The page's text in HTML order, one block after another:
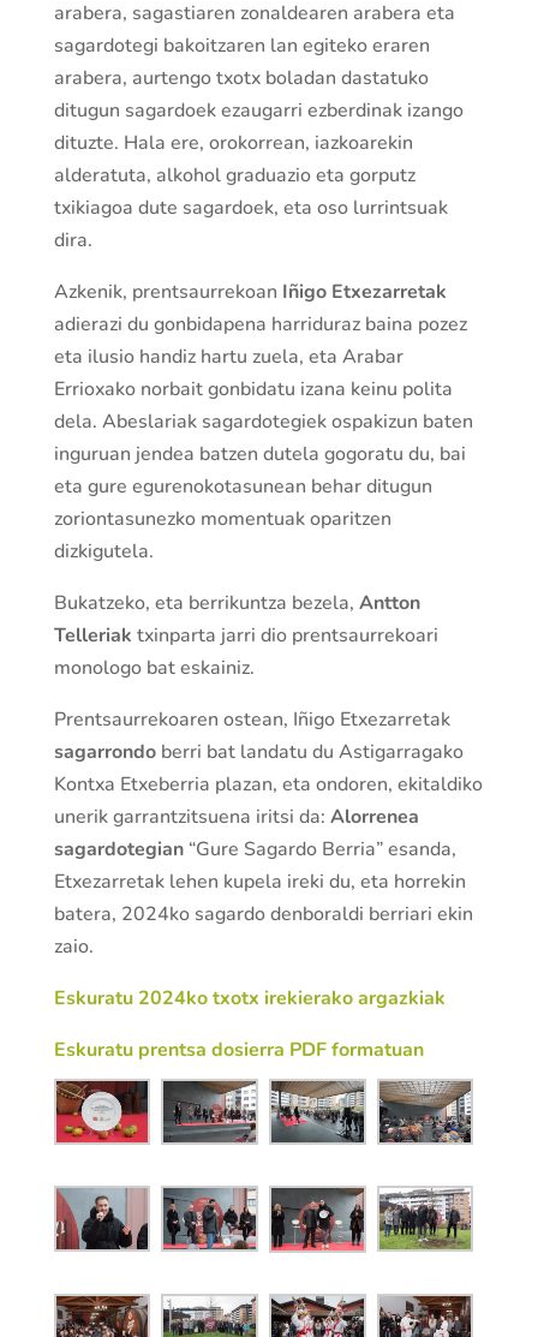
arabera, sagastiaren zonaldearen arabera eta
sagardotegi bakoitzaren lan egiteko eraren
arabera, aurtengo txotx boladan dastatuko
ditugun sagardoek ezaugarri ezberdinak izango
dituzte. Hala ere, orokorrean, iazkoarekin
alderatuta, alkohol graduazio eta gorputz
txikiagoa dute sagardoek, eta oso lurrintsuak
dira.
Azkenik, prentsaurrekoan Iñigo Etxezarretak
adierazi du gonbidapena harriduraz baina pozez
eta ilusio handiz hartu zuela, eta Arabar
Errioxako norbait gonbidatu izana keinu polita
dela. Abeslariak sagardotegiek ospakizun baten
inguruan jendea batzen dutela gogoratu du, bai
eta gure egurenokotasunean behar ditugun
zoriontasunezko momentuak oparitzen
dizkigutela.
Bukatzeko, eta berrikuntza bezela, Antton
Telleriak txinparta jarri dio prentsaurrekoari
monologo bat eskainiz.
Prentsaurrekoaren ostean, Iñigo Etxezarretak
sagarrondo berri bat landatu du Astigarragako
Kontxa Etxeberria plazan, eta ondoren, ekitaldiko
unerik garrantzitsuena iritsi da: Alorrenea
sagardotegian“Gure Sagardo Berria” esanda,
Etxezarretak lehen kupela ireki du, eta horrekin
batera, 2024ko sagardo denboraldi berriari ekin
zaio.
Eskuratu 2024ko txotx irekierako argazkiak
Eskuratu prentsa dosierra PDF formatuan